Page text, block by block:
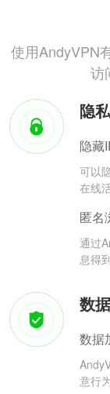
使用AndyVPN
访
隐
隐藏
可以
在线
匿名
通过
息得
数
数据
意行